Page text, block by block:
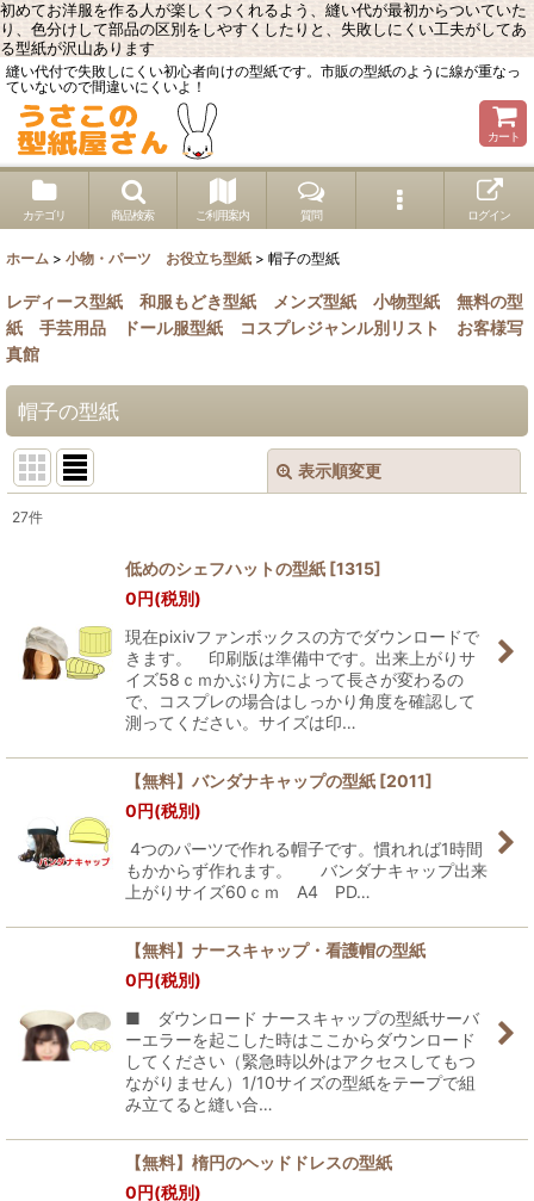
初めてお洋服を作る人が楽しくつくれるよう、縫い代が最初からついていた
り、色分けして部品の区別をしやすくしたりと、失敗しにくい工夫がしてあ
る型紙が沢山あります
縫い代付で失敗しにくい初心者向けの型紙です。市販の型紙のように線が重なっ
ていないので間違いにくいよ！
カート
カテゴリ 商品検索 ご利用案内 質問 ログイン
ホーム > 小物・パーツ お役立ち型紙 > 帽子の型紙
レディース型紙 和服もどき型紙 メンズ型紙 小物型紙
無料の型
紙
手芸用品 ドール服型紙 コスプレジャンル別リスト
お客様写
真館
帽子の型紙
表示順変更
絞り込む
27件
低めのシェフハットの型紙 [1315]
0円(税別)
現在pixivファンボックスの方でダウンロードで
きます。 印刷版は準備中です。出来上がりサ
イズ58ｃｍかぶり方によって長さが変わるの
で、コスプレの場合はしっかり角度を確認して
測ってください。サイズは印…
【無料】バンダナキャップの型紙 [2011]
0円(税別)
4つのパーツで作れる帽子です。慣れれば1時間
もかからず作れます。 バンダナキャップ出来
上がりサイズ60ｃｍ A4 PD…
【無料】ナースキャップ・看護帽の型紙
0円(税別)
■ ダウンロード ナースキャップの型紙サーバ
ーエラーを起こした時はここからダウンロード
してください（緊急時以外はアクセスしてもつ
ながりません）1/10サイズの型紙をテープで組
み立てると縫い合…
【無料】楕円のヘッドドレスの型紙
0円(税別)